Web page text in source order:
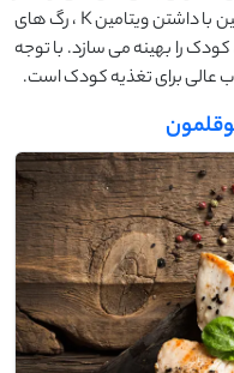
کم‌ خونی در کودکان جلوگیری کند و همچنین با داشتن ویتامین K ، رگ‌ های
را بهینه می ‌سازد. با توجه
عالی برای تغذیه کودک است.